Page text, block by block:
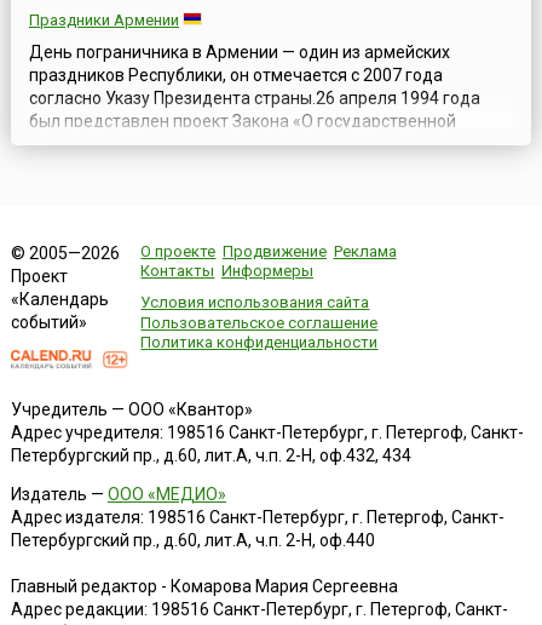
Праздники Армении
День пограничника в Армении — один из армейских
праздников Республики, он отмечается с 2007 года
согласно Указу Президента страны.26 апреля 1994 года
был представлен проект Закона «О государственной
границе», в честь этого события и установлен сегодняшний
© 2005—2026
Проект
«Календарь
событий»
О проекте Продвижение Реклама
Контакты Информеры
Условия использования сайта
Пользовательское соглашение
Политика конфиденциальности
Учредитель — ООО «Квантор»
Адрес учредителя: 198516 Санкт-Петербург, г. Петергоф, Санкт-
Петербургский пр., д.60, лит.А, ч.п. 2-Н, оф.432, 434
Издатель — ООО «МЕДИО»
Адрес издателя: 198516 Санкт-Петербург, г. Петергоф, Санкт-
Петербургский пр., д.60, лит.А, ч.п. 2-Н, оф.440
Главный редактор - Комарова Мария Сергеевна
Адрес редакции: 198516 Санкт-Петербург, г. Петергоф, Санкт-